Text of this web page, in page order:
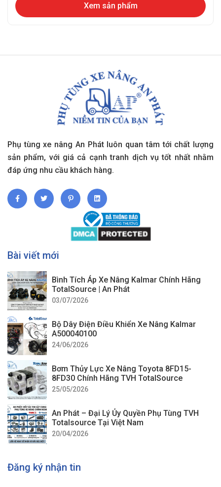
Xem sản phẩm
Phụ tùng xe nâng An Phát luôn quan tâm tới chất lượng
sản phẩm, với giá cả cạnh tranh dịch vụ tốt nhất nhằm
đáp ứng nhu cầu khách hàng.
Bài viết mới
Bình Tích Áp Xe Nâng Kalmar Chính Hãng
TotalSource | An Phát
03/07/2026
Bộ Dây Điện Điều Khiển Xe Nâng Kalmar
A500040100
24/06/2026
Bơm Thủy Lực Xe Nâng Toyota 8FD15-
8FD30 Chính Hãng TVH TotalSource
25/05/2026
An Phát – Đại Lý Ủy Quyền Phụ Tùng TVH
Totalsource Tại Việt Nam
20/04/2026
Đăng ký nhận tin